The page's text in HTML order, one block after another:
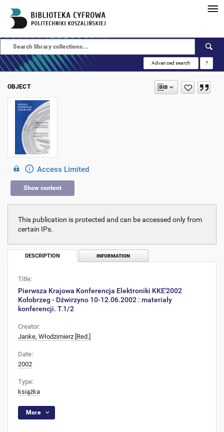
Advanced search ?
OBJECT
Access Limited
Show content
This publication is protected and can be accessed only from
certain IPs.
DESCRIPTION INFORMATION
Title:
Pierwsza Krajowa Konferencja Elektroniki KKE'2002
Kołobrzeg - Dźwirzyno 10-12.06.2002 : materiały
konferencji. T.1/2
Creator:
Janke, Włodzimierz [Red.]
Date:
2002
Type:
książka
More